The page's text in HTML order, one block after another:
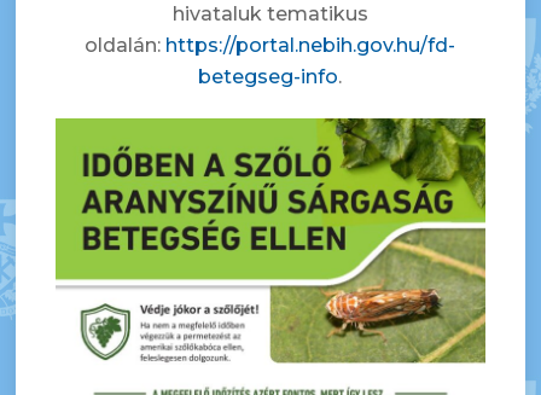
hivataluk tematikus
oldalán: https://portal.nebih.gov.hu/fd-
betegseg-info.